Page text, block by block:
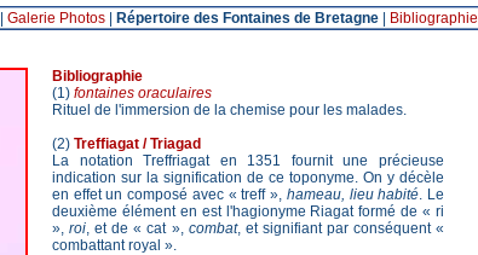
Galerie Photos| Répertoire des Fontaines de Bretagne| Bibliographie
Bibliographie
(1) fontaines oraculaires
Rituel de l'immersion de la chemise pour les malades.
(2) Treffiagat / Triagad
La notation Treffriagat en 1351 fournit une précieuse
indication sur la signification de ce toponyme. On y décèle
en effet un composé avec « treff », hameau, lieu habité. Le
deuxième élément en est l'hagionyme Riagat formé de « ri
»,roi, et de « cat », combat, et signifiant par conséquent «
combattant royal ».